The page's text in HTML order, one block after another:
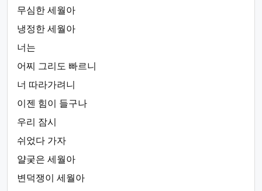
무심한 세월아
냉정한 세월아
너는
어찌 그리도 빠르니
너 따라가려니
이젠 힘이 들구나
우리 잠시
쉬었다 가자
얄궂은 세월아
변덕쟁이 세월아